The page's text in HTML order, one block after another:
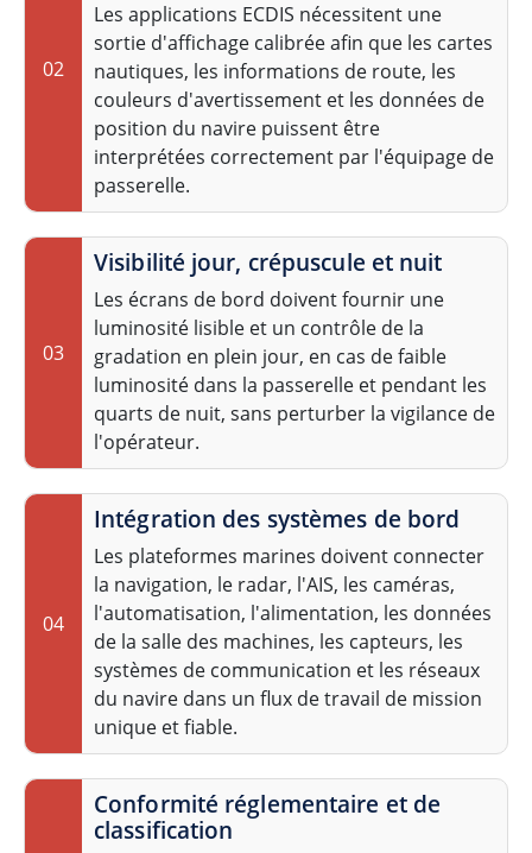
02
Les applications ECDIS nécessitent une
sortie d'affichage calibrée afin que les cartes
nautiques, les informations de route, les
couleurs d'avertissement et les données de
position du navire puissent être
interprétées correctement par l'équipage de
passerelle.
03
Visibilité jour, crépuscule et nuit
Les écrans de bord doivent fournir une
luminosité lisible et un contrôle de la
gradation en plein jour, en cas de faible
luminosité dans la passerelle et pendant les
quarts de nuit, sans perturber la vigilance de
l'opérateur.
04
Intégration des systèmes de bord
Les plateformes marines doivent connecter
la navigation, le radar, l'AIS, les caméras,
l'automatisation, l'alimentation, les données
de la salle des machines, les capteurs, les
systèmes de communication et les réseaux
du navire dans un flux de travail de mission
unique et fiable.
Conformité réglementaire et de
classification